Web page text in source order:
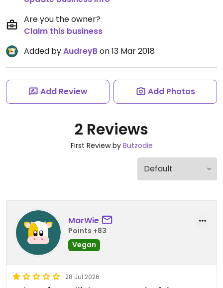
Are you the owner?
Claim this business
Added byAudreyBon 13 Mar 2018
Add Review Add Photos
2 Reviews
First Review by Butzodie
MarWie
Points +83
Vegan
28 Jul 2026